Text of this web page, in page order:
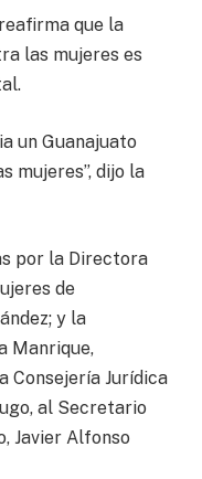
que la
las mujeres es
un Guanajuato
mujeres”, dijo la
por la Directora
de
y la
Manrique,
Consejería Jurídica
al Secretario
Javier Alfonso